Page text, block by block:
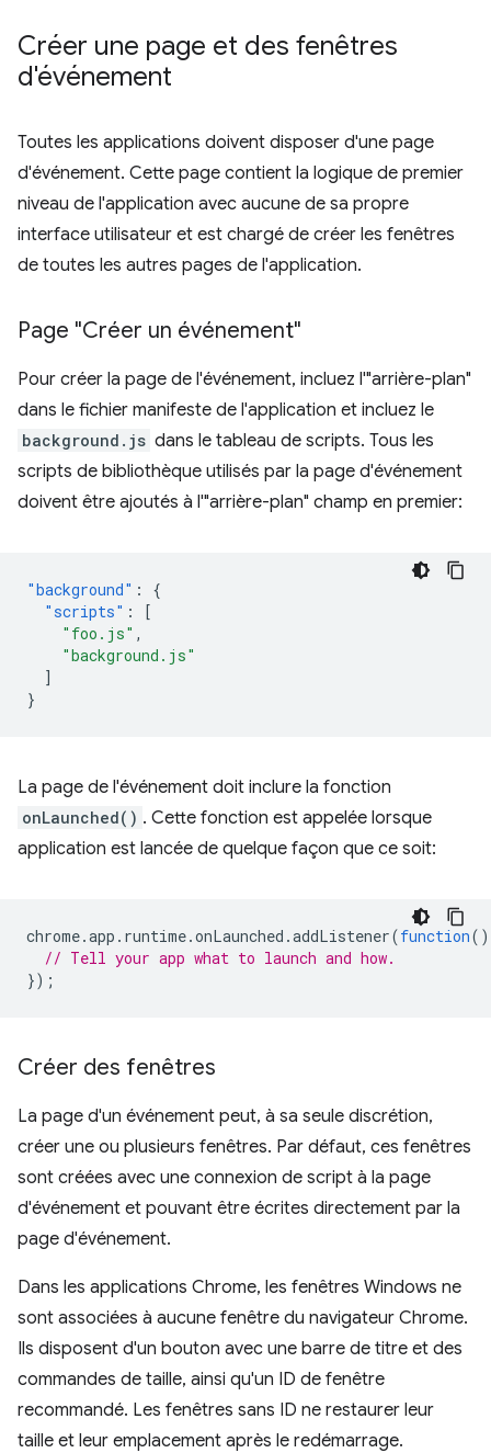
Créer une page et des fenêtres
d'événement
Toutes les applications doivent disposer d'une page
d'événement. Cette page contient la logique de premier
niveau de l'application avec aucune de sa propre
interface utilisateur et est chargé de créer les fenêtres
de toutes les autres pages de l'application.
Page "Créer un événement"
Pour créer la page de l'événement, incluez l'"arrière-plan"
dans le fichier manifeste de l'application et incluez le
background.js dans le tableau de scripts. Tous les
scripts de bibliothèque utilisés par la page d'événement
doivent être ajoutés à l'"arrière-plan" champ en premier:
"background" :
{
"scripts" :
[
"foo.js" ,
"background.js"
]
}
La page de l'événement doit inclure la fonction
onLaunched() . Cette fonction est appelée lorsque
application est lancée de quelque façon que ce soit:
chrome.app . runtime.onLaunched .addListener(function()
// Tell your app what to launch and how.
});
Créer des fenêtres
La page d'un événement peut, à sa seule discrétion,
créer une ou plusieurs fenêtres. Par défaut, ces fenêtres
sont créées avec une connexion de script à la page
d'événement et pouvant être écrites directement par la
page d'événement.
Dans les applications Chrome, les fenêtres Windows ne
sont associées à aucune fenêtre du navigateur Chrome.
Ils disposent d'un bouton avec une barre de titre et des
commandes de taille, ainsi qu'un ID de fenêtre
recommandé. Les fenêtres sans ID ne restaurer leur
taille et leur emplacement après le redémarrage.